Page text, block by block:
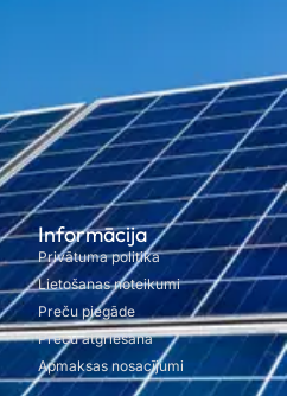
Informācija
Privātuma politika
Lietošanas noteikumi
Preču piegāde
Preču atgriešana
Apmaksas nosacījumi